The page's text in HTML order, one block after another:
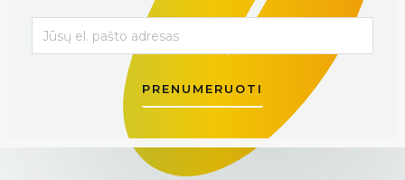
PRENUMERUOTI